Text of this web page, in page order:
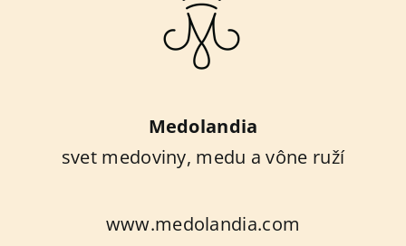
Medolandia
svet medoviny, medu a vône ruží
www.medolandia.com